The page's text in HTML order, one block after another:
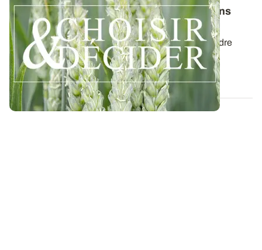
Blé tendre : téléchargez nos préconisations
pour les semis 2026
Retrouvez les préconisations 2026/2027 en blé tendre
avec le guide régional Choisir et...
03 AOÛT 2026